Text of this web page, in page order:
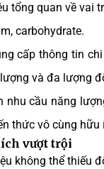
tổng quan về vai
carbohydrate.
cấp thông tin
và đa lượng
nhu cầu năng
thức vô cùng
vượt trội
không thể thiếu